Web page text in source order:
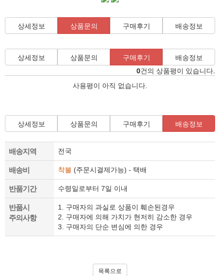
상세정보 상품문의 구매후기 배송정보
상세정보 상품문의 구매후기
배송정보
0건의 상품평이 있습니다.
사용평이 아직 없습니다.
상세정보 상품문의 구매후기 배송정보
배송지역 전국
배송비 착불 (주문시결제가능) - 택배
반품기간 수령일로부터 7일 이내
반품시
주의사항
1. 구매자의 과실로 상품이 훼손된경우
2. 구매자에 의해 가치가 현저히 감소한 경우
3. 구매자의 단순 변심에 의한 경우
목록으로